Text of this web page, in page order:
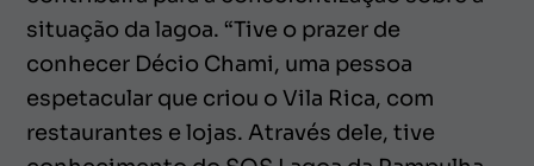
situação da lagoa. “Tive o prazer de
conhecer Décio Chami, uma pessoa
espetacular que criou o Vila Rica, com
restaurantes e lojas. Através dele, tive